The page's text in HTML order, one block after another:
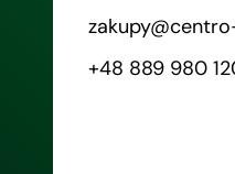
+48 889 980